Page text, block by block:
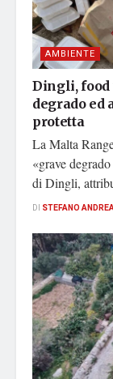
AMBIENTE
Dingli, food
degrado ed
protetta
La Malta
«grave
di Dingli,
DI STEFANO